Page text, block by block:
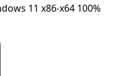
11 x86-x64 100%